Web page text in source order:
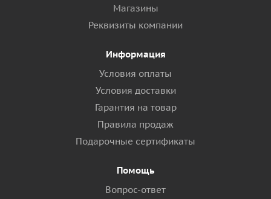
Магазины
Реквизиты компании
Информация
Условия оплаты
Условия доставки
Гарантия на товар
Правила продаж
Подарочные сертификаты
Помощь
Вопрос-ответ